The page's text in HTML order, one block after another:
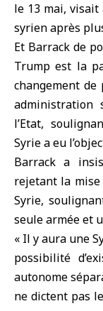
le 13 mai,
syrien après
Et Barrack de
Trump est la
changement
administration
l’Etat,
Syrie a eu
Barrack a
rejetant la mise
Syrie,
seule armée et
« Il y aura une
possibilité
autonome
ne dictent pas